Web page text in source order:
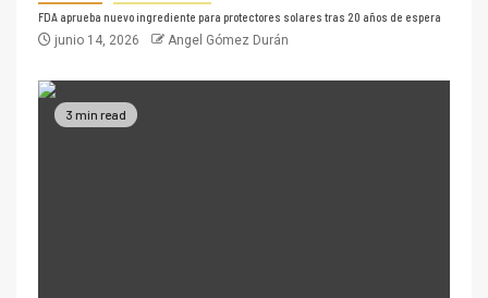
FDA aprueba nuevo ingrediente para protectores solares tras 20 años de espera
junio 14, 2026 Angel Gómez Durán
3 min read